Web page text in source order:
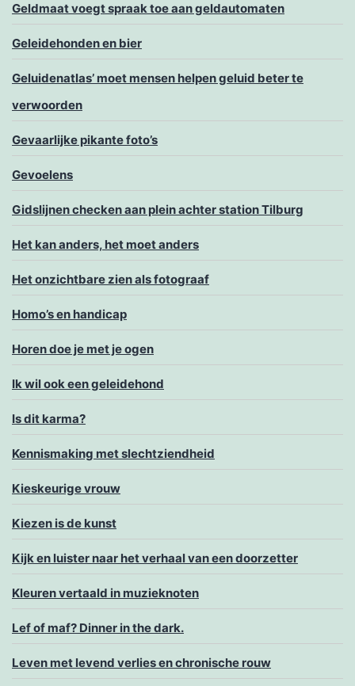
Geldmaat voegt spraak toe aan geldautomaten
Geleidehonden en bier
Geluidenatlas’ moet mensen helpen geluid beter te
verwoorden
Gevaarlijke pikante foto’s
Gevoelens
Gidslijnen checken aan plein achter station Tilburg
Het kan anders, het moet anders
Het onzichtbare zien als fotograaf
Homo’s en handicap
Horen doe je met je ogen
Ik wil ook een geleidehond
Is dit karma?
Kennismaking met slechtziendheid
Kieskeurige vrouw
Kiezen is de kunst
Kijk en luister naar het verhaal van een doorzetter
Kleuren vertaald in muzieknoten
Lef of maf? Dinner in the dark.
Leven met levend verlies en chronische rouw